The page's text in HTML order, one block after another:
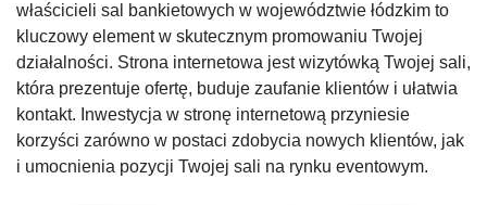
właścicieli sal bankietowych w województwie łódzkim to
kluczowy element w skutecznym promowaniu Twojej
działalności. Strona internetowa jest wizytówką Twojej sali,
która prezentuje ofertę, buduje zaufanie klientów i ułatwia
kontakt. Inwestycja w stronę internetową przyniesie
korzyści zarówno w postaci zdobycia nowych klientów, jak
i umocnienia pozycji Twojej sali na rynku eventowym.